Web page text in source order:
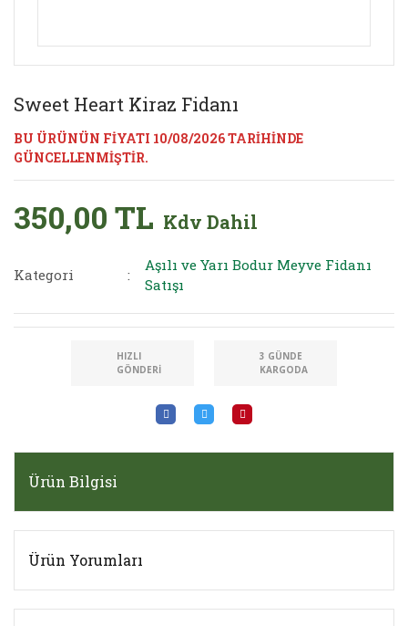
Sweet Heart Kiraz Fidanı
BU ÜRÜNÜN FİYATI 10/08/2026 TARİHİNDE
GÜNCELLENMİŞTİR.
350,00 TL Kdv Dahil
Kategori
Aşılı ve Yarı Bodur Meyve Fidanı
Satışı
HIZLI
GÖNDERI
3 GÜNDE
KARGODA
Ürün Bilgisi
Ürün Yorumları